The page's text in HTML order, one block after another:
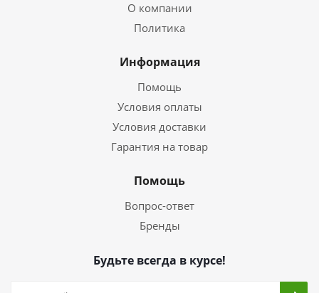
О компании
Политика
Информация
Помощь
Условия оплаты
Условия доставки
Гарантия на товар
Помощь
Вопрос-ответ
Бренды
Будьте всегда в курсе!